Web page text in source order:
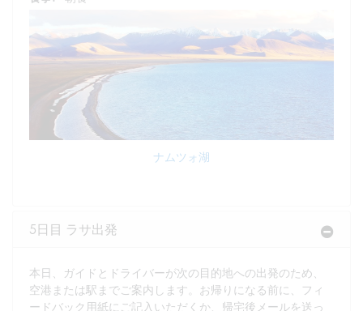
ナムツォ湖
5日目 ラサ出発
本日、ガイドとドライバーが次の目的地への出発のため、
空港または駅までご案内します。お帰りになる前に、フィ
ードバック用紙にご記入いただくか、帰宅後メールを送っ